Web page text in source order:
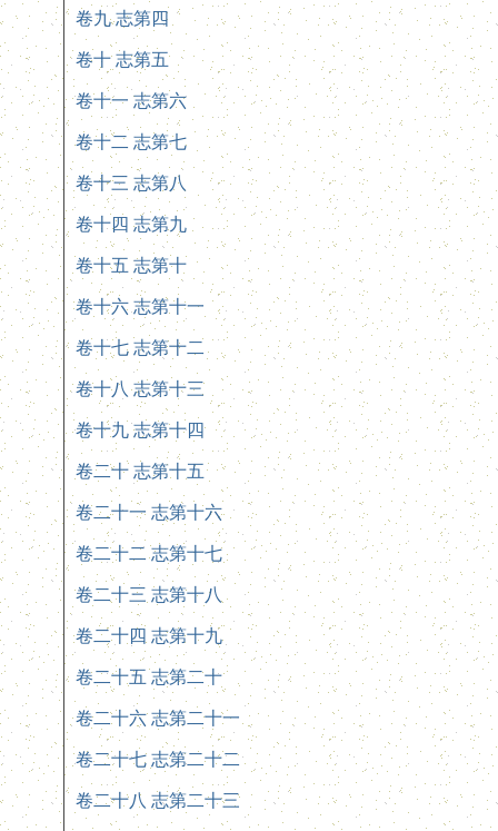
卷九 志第四
卷十 志第五
卷十一 志第六
卷十二 志第七
卷十三 志第八
卷十四 志第九
卷十五 志第十
卷十六 志第十一
卷十七 志第十二
卷十八 志第十三
卷十九 志第十四
卷二十 志第十五
卷二十一 志第十六
卷二十二 志第十七
卷二十三 志第十八
卷二十四 志第十九
卷二十五 志第二十
卷二十六 志第二十一
卷二十七 志第二十二
卷二十八 志第二十三